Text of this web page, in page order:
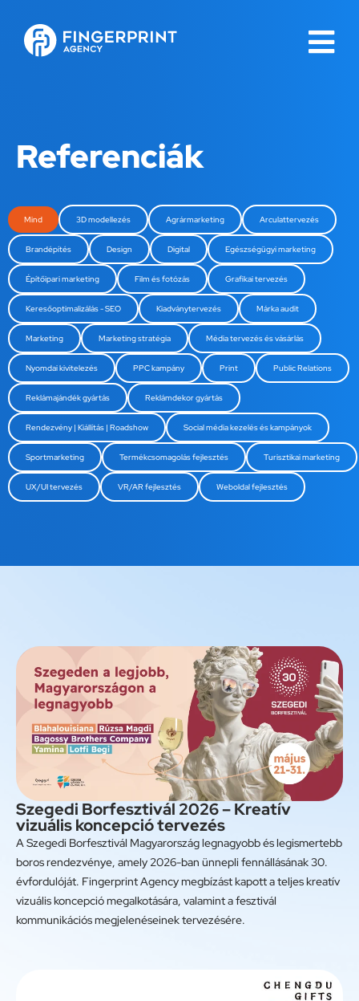
Referenciák
3D modellezés Agrármarketing Arculattervezés
Brandépítés Design Digital Egészségügyi marketing
Építőipari marketing Film és fotózás Grafikai tervezés
Keresőoptimalizálás - SEO Kiadványtervezés Márka audit
Marketing Marketing stratégia Média tervezés és vásárlás
Nyomdai kivitelezés PPC kampány Print Public Relations
Reklámajándék gyártás Reklámdekor gyártás
Rendezvény | Kiállítás | Roadshow Social média kezelés és kampányok
Sportmarketing Termékcsomagolás fejlesztés Turisztikai marketing
UX/UI tervezés VR/AR fejlesztés Weboldal fejlesztés
Mind
Szegedi Borfesztivál 2026 – Kreatív
vizuális koncepció tervezés
A Szegedi Borfesztivál Magyarország legnagyobb és legismertebb
boros rendezvénye, amely 2026-ban ünnepli fennállásának 30.
évfordulóját. Fingerprint Agency megbízást kapott a teljes kreatív
vizuális koncepció megalkotására, valamint a fesztivál
kommunikációs megjelenéseinek tervezésére.